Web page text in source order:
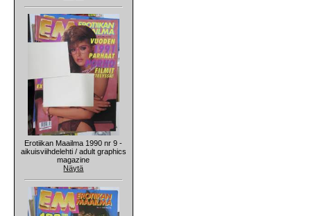
Erotiikan Maailma 1990 nr 9 -
aikuisviihdelehti / adult graphics
magazine
Näytä